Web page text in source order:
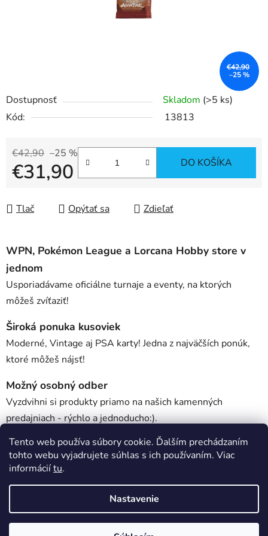
Tento web používa súbory cookie. Ďalším prechádzaním
tohto webu vyjadrujete súhlas s ich používaním. Viac
informáciítu.
Nastavenie
Dostupnosť Skladom (>5 ks)
Kód:
13813
€42,90 –25 %
€31,90 DO KOŠÍKA
Tlač Opýtať sa Zdieľať
€42,90
–25 %
WPN, Pokémon League a Lorcana Hobby store v
jednom
Usporiadávame oficiálne turnaje a eventy, na ktorých
môžeš zvíťaziť!
Široká ponuka kusoviek
Moderné, Vintage aj PSA karty! Jedna z najväčších ponúk,
ktoré môžeš nájsť!
Možný osobný odber
Vyzdvihni si produkty priamo na našich kamenných
predajniach - rýchlo a jednoducho:).
Popis